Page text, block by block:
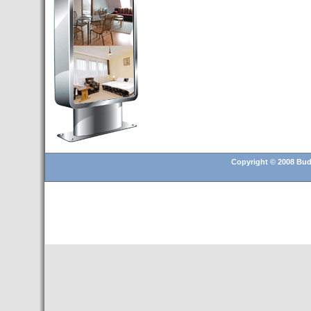
Budapest’.
- Hoteles en BUDAPEST:
Resultados octubre de 2016,
subida del 15% ocupación y
del 25,6% en el RevPar
- Nuevo Hotel en Budapest
bajo la marca Exe Hotusa
- Transfer Aeropuerto de
BUDAPEST
Copyright © 2008